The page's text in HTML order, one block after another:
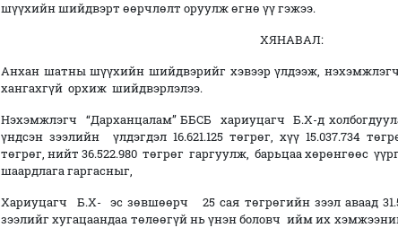
шүүхийн шийдвэрт өөрчлөлт оруулж өгнө үү гэжээ.
ХЯНАВАЛ:
Анхан шатны шүүхийн шийдвэрийг хэвээр үлдээж,
хангахгүй орхиж шийдвэрлэлээ.
Нэхэмжлэгч “Дарханцалам” ББСБ хариуцагч Б.Х-д
үндсэн зээлийн үлдэгдэл 16.621.125 төгрөг, хүү 15.037.734
төгрөг, нийт 36.522.980 төгрөг гаргуулж, барьцаа хөрөнгөөс
шаардлага гаргасныг,
Хариуцагч Б.Х- эс зөвшөөрч 25 сая төгрөгийн зээл аваад
зээлийг хугацаандаа төлөөгүй нь үнэн боловч ийм их